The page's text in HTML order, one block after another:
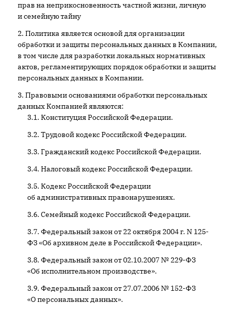
прав на неприкосновенность частной жизни, личную
и семейную тайну
Политика является основой для организации
обработки и защиты персональных данных в Компании,
в том числе для разработки локальных нормативных
актов, регламентирующих порядок обработки и защиты
персональных данных в Компании.
Правовыми основаниями обработки персональных
данных Компанией являются:
Конституция Российской Федерации.
Трудовой кодекс Российской Федерации.
Гражданский кодекс Российской Федерации.
Налоговый кодекс Российской Федерации.
Кодекс Российской Федерации
об административных правонарушениях.
Семейный кодекс Российской Федерации.
Федеральный закон от 22 октября 2004 г. N 125-
ФЗ «Об архивном деле в Российской Федерации».
Федеральный закон от 02.10.2007 № 229-ФЗ
«Об исполнительном производстве».
Федеральный закон от 27.07.2006 № 152-ФЗ
«О персональных данных».